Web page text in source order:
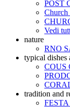
POST
Church
Vedi
nature
RNO
typical dishes
COUS
tradition and